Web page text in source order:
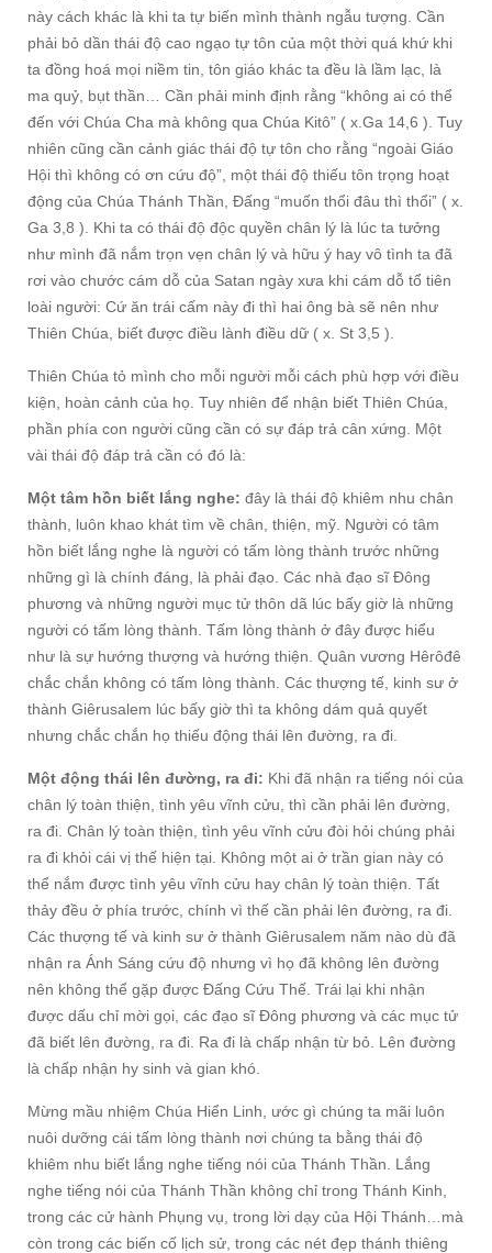
này cách khác là khi ta tự biến mình thành ngẫu tượng. Cần
phải bỏ dần thái độ cao ngạo tự tôn của một thời quá khứ khi
ta đồng hoá mọi niềm tin, tôn giáo khác ta đều là lầm lạc, là
ma quỷ, bụt thần… Cần phải minh định rằng “không ai có thể
đến với Chúa Cha mà không qua Chúa Kitô” ( x.Ga 14,6 ). Tuy
nhiên cũng cần cảnh giác thái độ tự tôn cho rằng “ngoài Giáo
Hội thì không có ơn cứu độ”, một thái độ thiếu tôn trọng hoạt
động của Chúa Thánh Thần, Đấng “muốn thổi đâu thì thổi” ( x.
Ga 3,8 ). Khi ta có thái độ độc quyền chân lý là lúc ta tưởng
như mình đã nắm trọn vẹn chân lý và hữu ý hay vô tình ta đã
rơi vào chước cám dỗ của Satan ngày xưa khi cám dỗ tổ tiên
loài người: Cứ ăn trái cấm này đi thì hai ông bà sẽ nên như
Thiên Chúa, biết được điều lành điều dữ ( x. St 3,5 ).
Thiên Chúa tỏ mình cho mỗi người mỗi cách phù hợp với điều
kiện, hoàn cảnh của họ. Tuy nhiên để nhận biết Thiên Chúa,
phần phía con người cũng cần có sự đáp trả cân xứng. Một
vài thái độ đáp trả cần có đó là:
Một tâm hồn biết lắng nghe: đây là thái độ khiêm nhu chân
thành, luôn khao khát tìm về chân, thiện, mỹ. Người có tâm
hồn biết lắng nghe là người có tấm lòng thành trước những
những gì là chính đáng, là phải đạo. Các nhà đạo sĩ Đông
phương và những người mục tử thôn dã lúc bấy giờ là những
người có tấm lòng thành. Tấm lòng thành ở đây được hiểu
như là sự hướng thượng và hướng thiện. Quân vương Hêrôđê
chắc chắn không có tấm lòng thành. Các thượng tế, kinh sư ở
thành Giêrusalem lúc bấy giờ thì ta không dám quả quyết
nhưng chắc chắn họ thiếu động thái lên đường, ra đi.
Một động thái lên đường, ra đi: Khi đã nhận ra tiếng nói của
chân lý toàn thiện, tình yêu vĩnh cửu, thì cần phải lên đường,
ra đi. Chân lý toàn thiện, tình yêu vĩnh cửu đòi hỏi chúng phải
ra đi khỏi cái vị thế hiện tại. Không một ai ở trần gian này có
thể nắm được tình yêu vĩnh cửu hay chân lý toàn thiện. Tất
thảy đều ở phía trước, chính vì thế cần phải lên đường, ra đi.
Các thượng tế và kinh sư ở thành Giêrusalem năm nào dù đã
nhận ra Ánh Sáng cứu độ nhưng vì họ đã không lên đường
nên không thể gặp được Đấng Cứu Thế. Trái lại khi nhận
được dấu chỉ mời gọi, các đạo sĩ Đông phương và các mục tử
đã biết lên đường, ra đi. Ra đi là chấp nhận từ bỏ. Lên đường
là chấp nhận hy sinh và gian khó.
Mừng mầu nhiệm Chúa Hiển Linh, ước gì chúng ta mãi luôn
nuôi dưỡng cái tấm lòng thành nơi chúng ta bằng thái độ
khiêm nhu biết lắng nghe tiếng nói của Thánh Thần. Lắng
nghe tiếng nói của Thánh Thần không chỉ trong Thánh Kinh,
trong các cử hành Phụng vụ, trong lời dạy của Hội Thánh…mà
còn trong các biến cố lịch sử, trong các nét đẹp thánh thiêng